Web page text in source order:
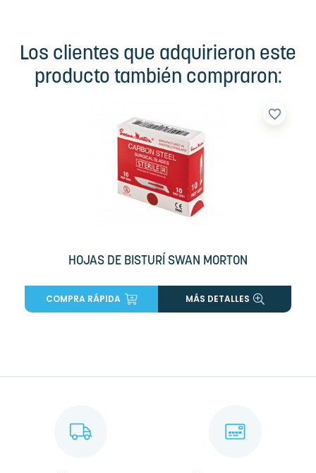
Los clientes que adquirieron este
producto también compraron:
HOJAS DE BISTURÍ SWAN MORTON
favorite_border
COMPRA RÁPIDA MÁS DETALLES